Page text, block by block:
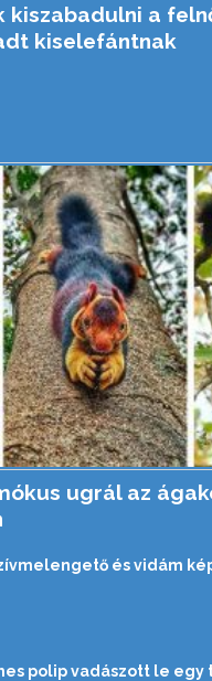
kiszabadulni a
kiselefántnak
ugrál az
és vidám
polip vadászott le egy